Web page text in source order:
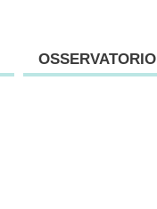
OSSERVATORIO